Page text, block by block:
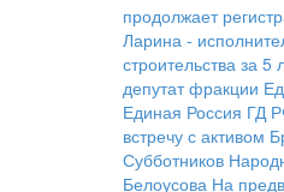
продолжает
Ларина -
строительства за 5
депутат фракции
Единая Россия ГД
встречу с активом
Субботников
Белоусова На